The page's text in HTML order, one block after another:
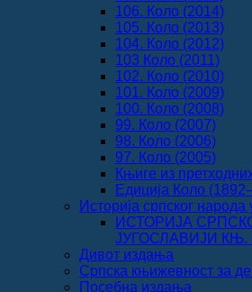
106. Коло (2014)
105. Коло (2013)
104. Коло (2012)
103 Коло (2011)
102. Коло (2010)
101. Коло (2009)
100. Коло (2008)
99. Коло (2007)
98. Коло (2006)
97. Коло (2005)
Књиге из
Едиција Коло
Историја српског народа
ИСТОРИЈА
ЈУГОСЛАВИЈИ КЊ. I,
Дивот издања
Српска књижевност за
Посебна издања